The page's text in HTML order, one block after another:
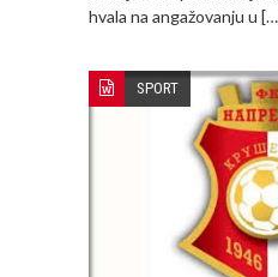
hvala na angažovanju u
SPORT